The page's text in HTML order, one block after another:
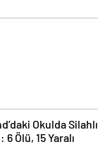
Okulda Silahlı
6 Ölü, 15 Yaralı